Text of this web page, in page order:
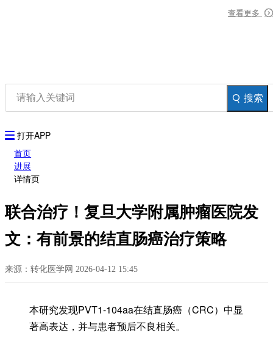
搜索
打开APP
首页
进展
详情页
联合治疗！复旦大学附属肿瘤医院发
文：有前景的结直肠癌治疗策略
来源：转化医学网 2026-04-12 15:45
本研究发现PVT1-104aa在结直肠癌（CRC）中显
著高表达，并与患者预后不良相关。
查看更多
查看更多
查看更多